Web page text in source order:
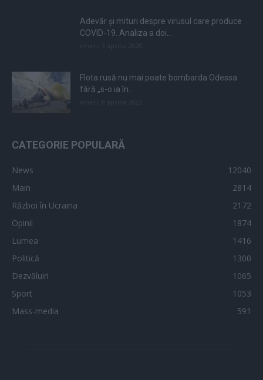
Adevăr și mituri despre virusul care produce
COVID-19. Analiza a doi...
Flota rusă nu mai poate bombarda Odessa
fără „s-o ia în...
CATEGORIE POPULARĂ
News
12040
Main
2814
Război în Ucraina
2172
Opinii
1874
Lumea
1416
Politică
1300
Dezvăluiri
1065
Sport
1053
Mass-media
591